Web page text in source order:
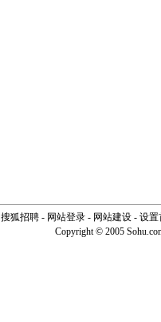
搜狐招聘 - 网站登录 - 网站建设 - 设置
Copyright © 2005